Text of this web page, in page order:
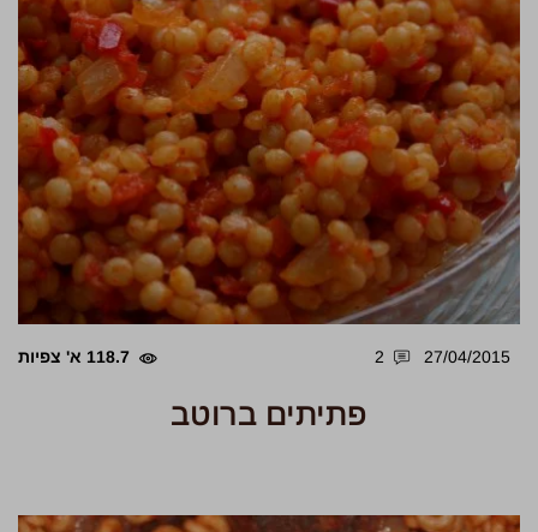
27/04/2015
2 118.7 א' צפיות
פתיתים ברוטב